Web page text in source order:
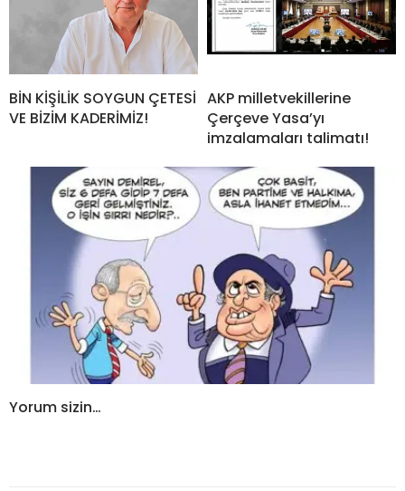
BİN KİŞİLİK SOYGUN ÇETESİ
VE BİZİM KADERİMİZ!
AKP milletvekillerine
Çerçeve Yasa’yı
imzalamaları talimatı!
Yorum sizin…